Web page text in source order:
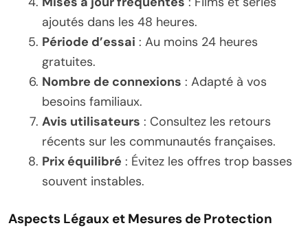
ajoutés dans les 48 heures.
Période d’essai : Au moins 24 heures
gratuites.
Nombre de connexions : Adapté à vos
besoins familiaux.
Avis utilisateurs : Consultez les retours
récents sur les communautés françaises.
Prix équilibré : Évitez les offres trop basses
souvent instables.
Aspects Légaux et Mesures de Protection